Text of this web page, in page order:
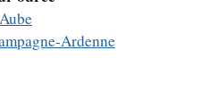
Ardenne